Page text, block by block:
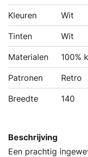
Kleuren Wit
Tinten Wit
Materialen 100%
Patronen Retro
Breedte 140
Beschrijving
Een prachtig